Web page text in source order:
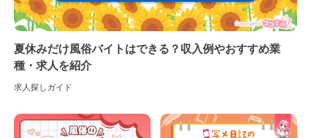
夏休みだけ風俗バイトはできる？収入例やおすすめ業
種・求人を紹介
求人探しガイド